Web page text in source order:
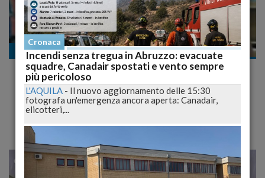
Cronaca nazionale
Kendra Sunderland, La Ragazza del Video
Hard in Discoteca Ora Ha Cambiato Vita...
Più o Meno...
MILANO 23 25
Cronaca
Incendi senza tregua in Abruzzo: evacuate
squadre, Canadair spostati e vento sempre
più pericoloso
L'AQUILA - Il nuovo aggiornamento delle 15:30
fotografa un'emergenza ancora aperta: Canadair,
elicotteri,...